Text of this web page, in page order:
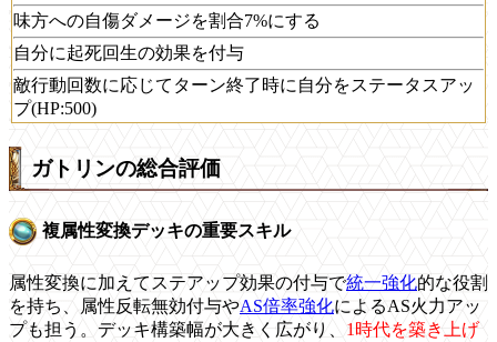
味方への自傷ダメージを割合7%にする
自分に起死回生の効果を付与
敵行動回数に応じてターン終了時に自分をステータスアッ
プ(HP:500)
ガトリンの総合評価
複属性変換デッキの重要スキル
属性変換に加えてステアップ効果の付与で統一強化的な役割
を持ち、属性反転無効付与やAS倍率強化によるAS火力アッ
プも担う。デッキ構築幅が大きく広がり、 1時代を築き上げ